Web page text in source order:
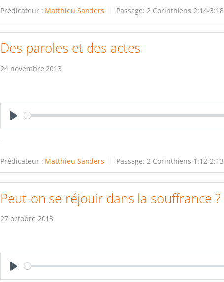
Prédicateur : Matthieu Sanders Passage: 2 Corinthiens 2:14-3:18
Des paroles et des actes
24 novembre 2013
Play
Prédicateur : Matthieu Sanders Passage: 2 Corinthiens 1:12-2:13
Peut-on se réjouir dans la souffrance ?
27 octobre 2013
Play